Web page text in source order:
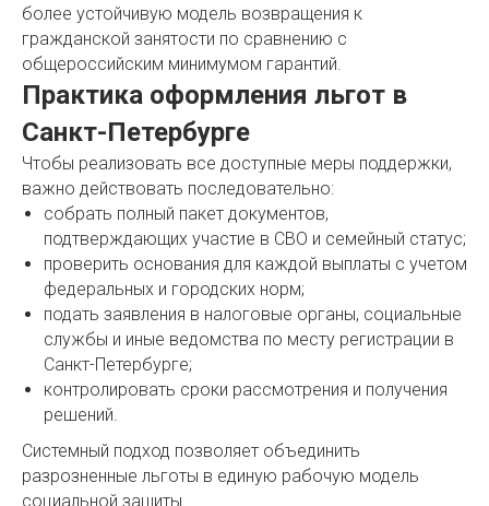
более устойчивую модель возвращения к
гражданской занятости по сравнению с
общероссийским минимумом гарантий.
Практика оформления льгот в
Санкт-Петербурге
Чтобы реализовать все доступные меры поддержки,
важно действовать последовательно:
собрать полный пакет документов,
подтверждающих участие в СВО и семейный статус;
проверить основания для каждой выплаты с учетом
федеральных и городских норм;
подать заявления в налоговые органы, социальные
службы и иные ведомства по месту регистрации в
Санкт-Петербурге;
контролировать сроки рассмотрения и получения
решений.
Системный подход позволяет объединить
разрозненные льготы в единую рабочую модель
социальной защиты.